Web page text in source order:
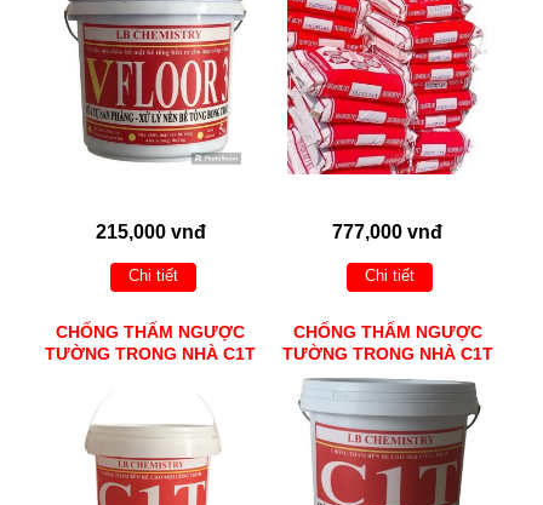
215,000 vnđ
Chi tiết
777,000 vnđ
Chi tiết
CHỐNG THẤM NGƯỢC
TƯỜNG TRONG NHÀ C1T
CHỐNG THẤM NGƯỢC
TƯỜNG TRONG NHÀ C1T